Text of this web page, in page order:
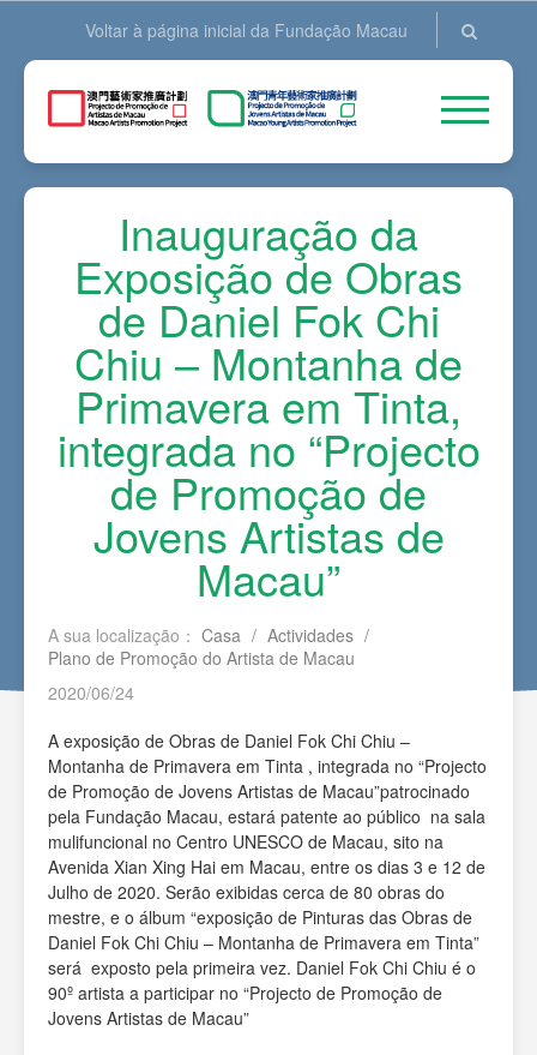
Voltar à página inicial da Fundação Macau
Inauguração da
Exposição de Obras
de Daniel Fok Chi
Chiu – Montanha de
Primavera em Tinta,
integrada no “Projecto
de Promoção de
Jovens Artistas de
Macau”
A sua localização： Casa / Actividades /
Plano de Promoção do Artista de Macau
2020/06/24
A exposição de Obras de Daniel Fok Chi Chiu –
Montanha de Primavera em Tinta , integrada no “Projecto
de Promoção de Jovens Artistas de Macau”patrocinado
pela Fundação Macau, estará patente ao público na sala
mulifuncional no Centro UNESCO de Macau, sito na
Avenida Xian Xing Hai em Macau, entre os dias 3 e 12 de
Julho de 2020. Serão exibidas cerca de 80 obras do
mestre, e o álbum “exposição de Pinturas das Obras de
Daniel Fok Chi Chiu – Montanha de Primavera em Tinta”
será exposto pela primeira vez. Daniel Fok Chi Chiu é o
90º artista a participar no “Projecto de Promoção de
Jovens Artistas de Macau”